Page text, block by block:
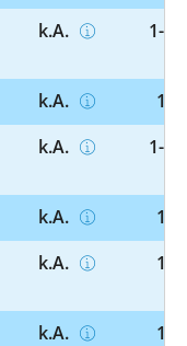
k.A. 1-
k.A.
1-
k.A. 1-
k.A.
1-
k.A. 1-
k.A. 1-